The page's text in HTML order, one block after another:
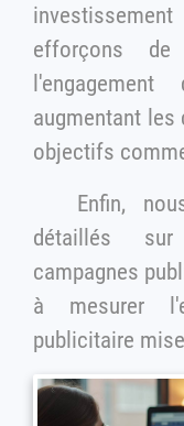
investissement à nos
efforçons
l'engagement des utilisateurs, tout en
augmentant les
objectifs
Enfin, nous fournissons des
détaillés
campagnes
à mesurer l'efficacité de la stratégie
publicitaire